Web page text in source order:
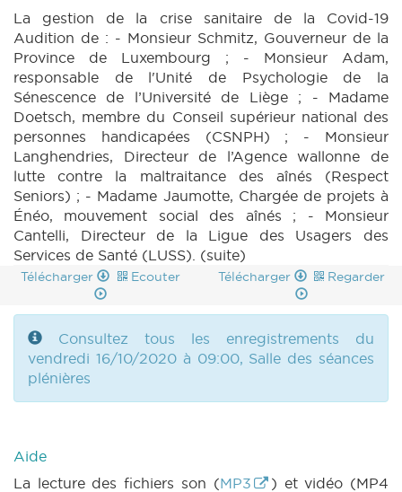
La gestion de la crise sanitaire de la Covid-19
Audition de : - Monsieur Schmitz, Gouverneur de la
Province de Luxembourg ; - Monsieur Adam,
responsable de l'Unité de Psychologie de la
Sénescence de l’Université de Liège ; - Madame
Doetsch, membre du Conseil supérieur national des
personnes handicapées (CSNPH) ; - Monsieur
Langhendries, Directeur de l’Agence wallonne de
lutte contre la maltraitance des aînés (Respect
Seniors) ; - Madame Jaumotte, Chargée de projets à
Énéo, mouvement social des aînés ; - Monsieur
Cantelli, Directeur de la Ligue des Usagers des
Services de Santé (LUSS). (suite)
Télécharger Ecouter Télécharger Regarder
Consultez tous les enregistrements du
vendredi 16/10/2020 à 09:00, Salle des séances
plénières
Aide
La lecture des fichiers son (MP3 ) et vidéo (MP4